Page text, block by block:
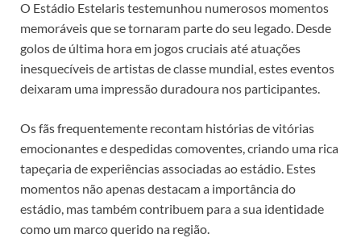
O Estádio Estelaris testemunhou numerosos momentos
memoráveis que se tornaram parte do seu legado. Desde
golos de última hora em jogos cruciais até atuações
inesquecíveis de artistas de classe mundial, estes eventos
deixaram uma impressão duradoura nos participantes.
Os fãs frequentemente recontam histórias de vitórias
emocionantes e despedidas comoventes, criando uma rica
tapeçaria de experiências associadas ao estádio. Estes
momentos não apenas destacam a importância do
estádio, mas também contribuem para a sua identidade
como um marco querido na região.